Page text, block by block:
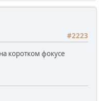
#2223
коротком фокусе